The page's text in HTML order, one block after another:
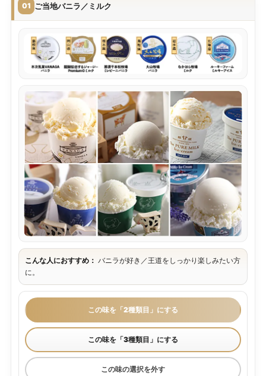
01 ご当地バニラ／ミルク
こんな人におすすめ： バニラが好き／王道をしっかり楽しみたい方
に。
この味を「2種類目」にする
この味を「3種類目」にする
この味の選択を外す